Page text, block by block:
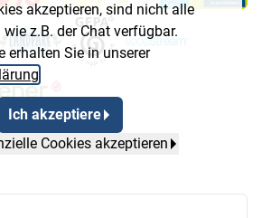
akzeptieren, sind nicht alle
z.B. der Chat verfügbar.
erhalten Sie in unserer
Ich akzeptiere
Cookies akzeptieren